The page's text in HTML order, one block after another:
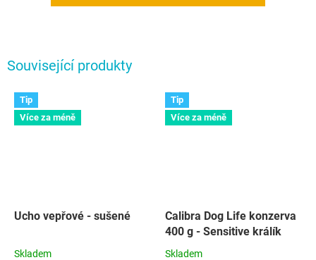
Související produkty
Tip
Více za méně
Ucho vepřové - sušené
Skladem
Tip
Více za méně
Calibra Dog Life konzerva
400 g - Sensitive králík
Skladem